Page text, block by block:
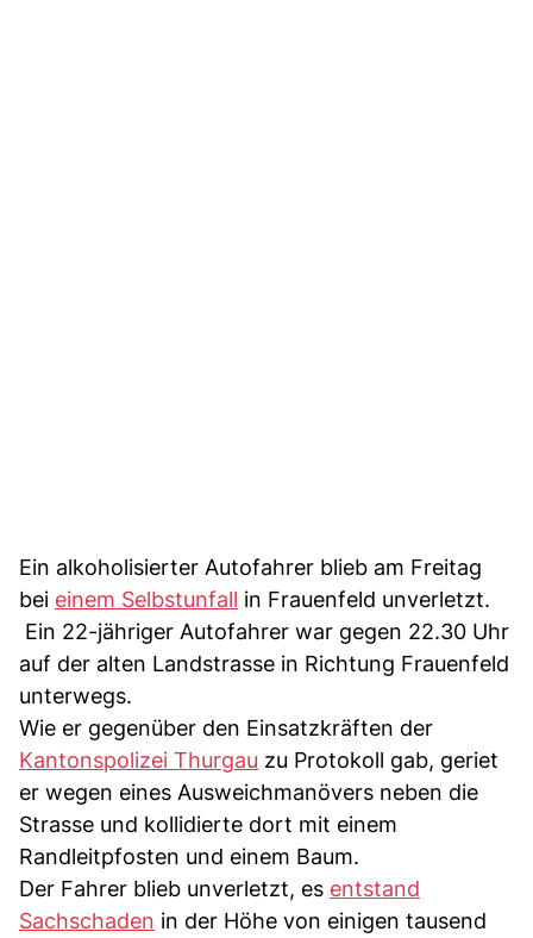
Ein alkoholisierter Autofahrer blieb am Freitag
bei einem Selbstunfall in Frauenfeld unverletzt.
Ein 22-jähriger Autofahrer war gegen 22.30 Uhr
auf der alten Landstrasse in Richtung Frauenfeld
unterwegs.
Wie er gegenüber den Einsatzkräften der
Kantonspolizei Thurgau zu Protokoll gab, geriet
er wegen eines Ausweichmanövers neben die
Strasse und kollidierte dort mit einem
Randleitpfosten und einem Baum.
Der Fahrer blieb unverletzt, es entstand
Sachschaden in der Höhe von einigen tausend